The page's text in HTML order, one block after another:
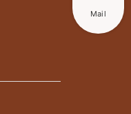
Mail